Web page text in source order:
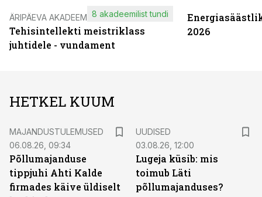
ÄRIPÄEVA AKADEEMIA
Tehisintellekti meistriklass
juhtidele - vundament
8 akadeemilist tundi
2026
HETKEL KUUM
MAJANDUSTULEMUSED
06.08.26, 09:34
Põllumajanduse
tippjuhi Ahti Kalde
firmades käive üldiselt
UUDISED
03.08.26, 12:00
Lugeja küsib: mis
toimub Läti
põllumajanduses?